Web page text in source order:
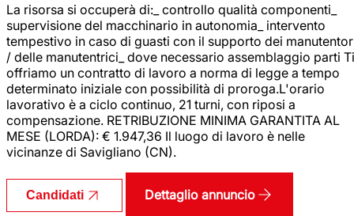
La risorsa si occuperà di:_ controllo qualità componenti_
supervisione del macchinario in autonomia_ intervento
tempestivo in caso di guasti con il supporto dei
/ delle manutentrici_ dove necessario assemblaggio parti Ti
offriamo un contratto di lavoro a norma di legge a tempo
determinato iniziale con possibilità di proroga.L'orario
lavorativo è a ciclo continuo, 21 turni, con riposi a
compensazione. RETRIBUZIONE MINIMA GARANTITA AL
MESE (LORDA): € 1.947,36 Il luogo di lavoro è nelle
vicinanze di Savigliano (CN).
Candidati Dettaglio annuncio